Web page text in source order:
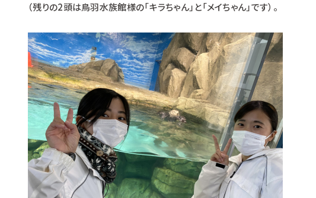
（残りの2頭は鳥羽水族館様の「キラちゃん」と「メイちゃん」です）。